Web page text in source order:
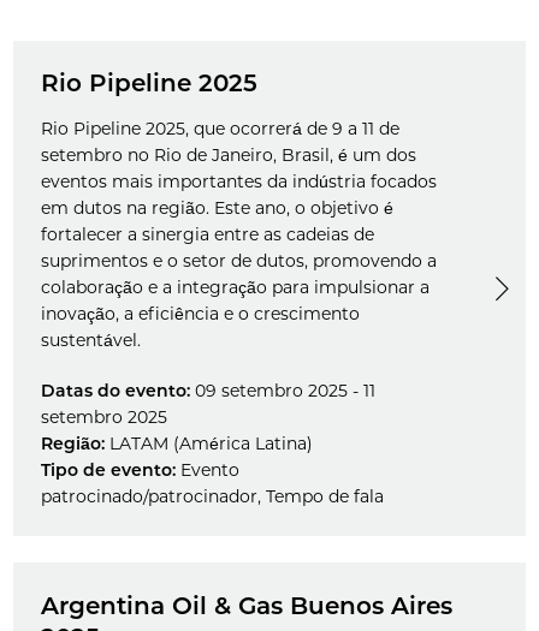
Rio Pipeline 2025
Rio Pipeline 2025, que ocorrerá de 9 a 11 de
setembro no Rio de Janeiro, Brasil, é um dos
eventos mais importantes da indústria focados
em dutos na região. Este ano, o objetivo é
fortalecer a sinergia entre as cadeias de
suprimentos e o setor de dutos, promovendo a
colaboração e a integração para impulsionar a
inovação, a eficiência e o crescimento
sustentável.
Datas do evento: 09 setembro 2025 - 11
setembro 2025
Região:LATAM (América Latina)
Tipo de evento:Evento
patrocinado/patrocinador, Tempo de fala
Argentina Oil & Gas Buenos Aires